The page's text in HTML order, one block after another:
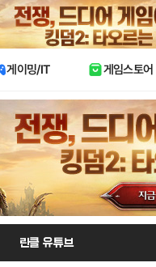
게이밍/IT 게임스토어
린클 유튜브